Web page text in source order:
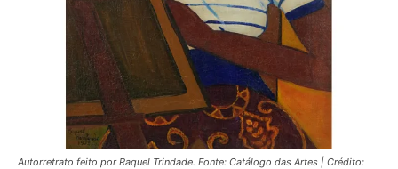
Autorretrato feito por Raquel Trindade. Fonte: Catálogo das Artes | Crédito: